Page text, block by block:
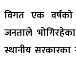
विगत एक
जनताले
स्थानीय सरकारका